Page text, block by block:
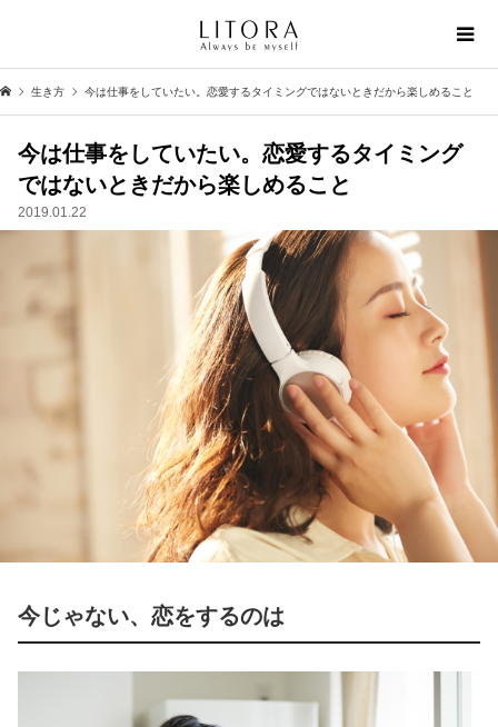
生き方 今は仕事をしていたい。恋愛するタイミングではないときだから楽しめること
今は仕事をしていたい。恋愛するタイミング
ではないときだから楽しめること
2019.01.22
今じゃない、恋をするのは